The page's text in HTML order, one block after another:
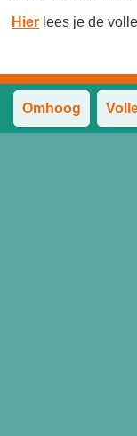
Hier lees je de
Omhoog